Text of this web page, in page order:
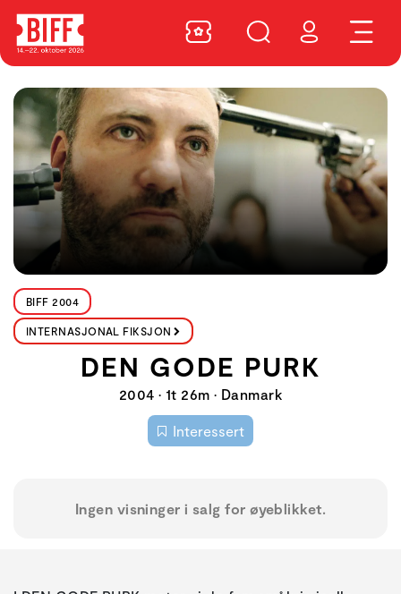
BIFF 2004
INTERNASJONAL FIKSJON
DEN GODE PURK
2004 • 1t 26m • Danmark
Interessert
Ingen visninger i salg for øyeblikket.